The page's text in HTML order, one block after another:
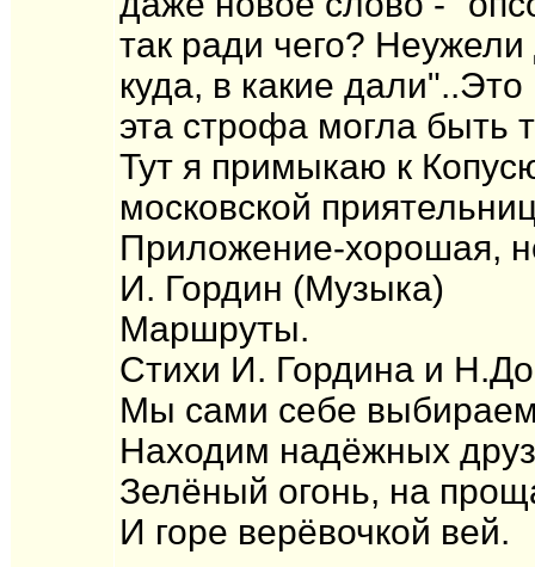
так ради чего?
куда, в какие
эта строфа могла быть
Тут я примыкаю к
московской
Приложение-хорошая,
И. Гордин (Музыка)
Маршруты.
Стихи И. Гордина и
Мы сами себе
Находим надёжных
Зелёный огонь, на
И горе верёвочкой вей.